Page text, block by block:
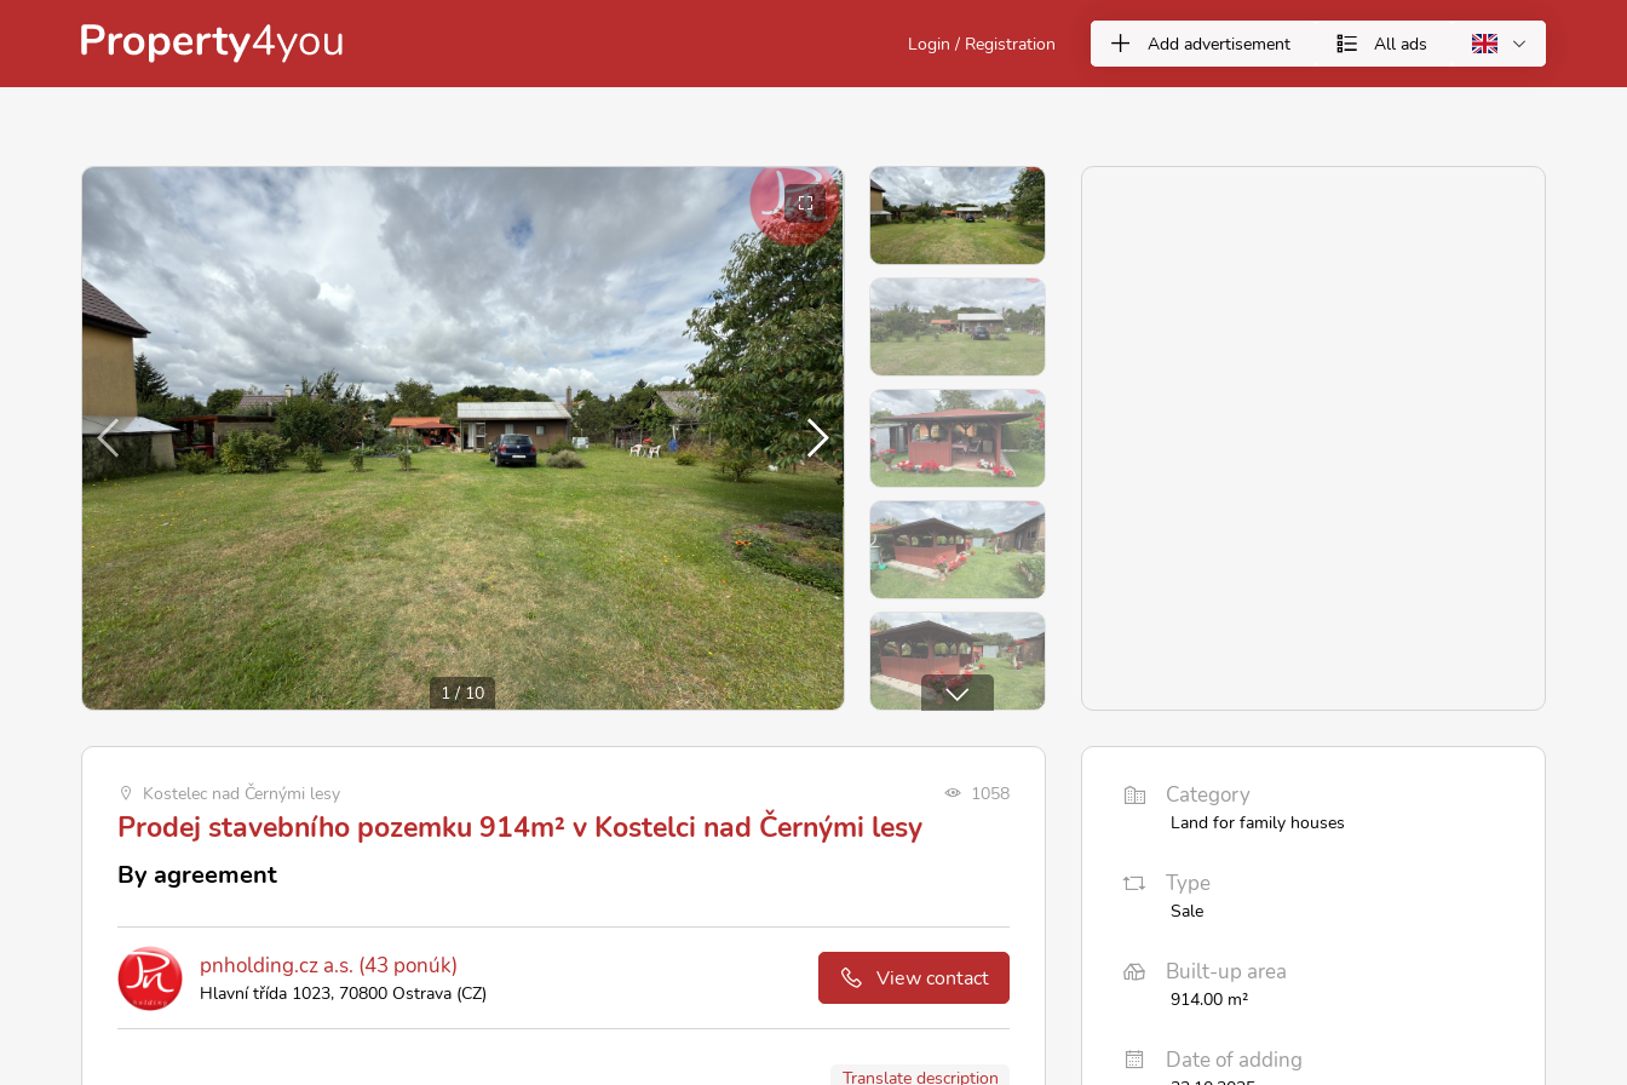
Login / Registration Add advertisement All ads
1/10
Kostelec nad Černými lesy 1058
Prodej stavebního pozemku 914m² v Kostelci nad Černými lesy
By agreement
pnholding.cz a.s. (43 ponúk)
Hlavní třída 1023, 70800 Ostrava (CZ)
View contact
Translate description
Category
Land for family houses
Type
Sale
Built-up area
914.00 m²
Date of adding